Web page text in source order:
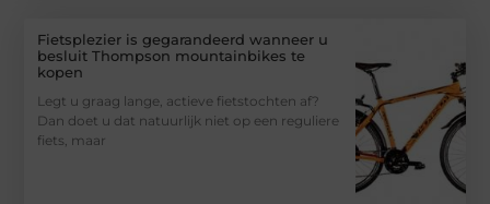
Fietsplezier is gegarandeerd wanneer u
besluit Thompson mountainbikes te
kopen
Legt u graag lange, actieve fietstochten af?
Dan doet u dat natuurlijk niet op een reguliere
fiets, maar